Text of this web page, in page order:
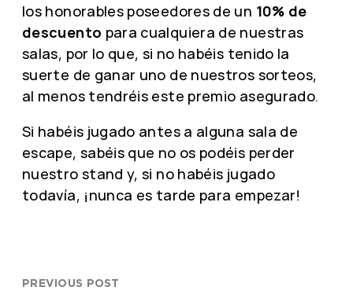
los honorables poseedores de un 10% de
descuento para cualquiera de nuestras
salas, por lo que, si no habéis tenido la
suerte de ganar uno de nuestros sorteos,
al menos tendréis este premio asegurado.
Si habéis jugado antes a alguna sala de
escape, sabéis que no os podéis perder
nuestro stand y, si no habéis jugado
todavía, ¡nunca es tarde para empezar!
PREVIOUS POST